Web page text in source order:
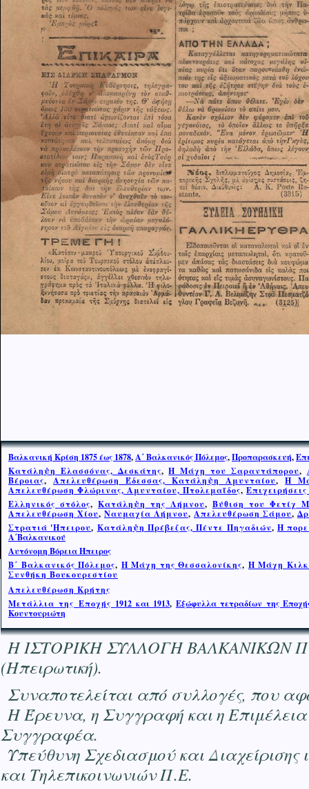
Βαλκανική Κρίση 1875 έως 1878,Α΄ Βαλκανικός Πόλεμος,Προπαρασκευή,
Κατάληψη Ελασσόνας, Δεσκάτης,Η Μάχη του Σαραντάπορου,
Βέροιας,Απελευθέρωση Έδεσσας, Κατάληψη Αμυνταίου,Η
Απελευθέρωση Φλώρινας, Αμυνταίου, Πτολεμαΐδος,
Ελληνικός στόλος, Κατάληψη της Λήμνου, Βύθιση του Φετίχ
Απελευθέρωση Χίου, Ναυμαχία Λήμνου, Απελευθέρωση Σάμου,
Στρατιά 'Ηπειρου, Κατάληψη Πρέβεζας, Πέντε Πηγαδιών,Η
Α΄Βαλκανικού
Αυτόνομη Βόρεια Ήπειρος
Β΄ Βαλκανικός Πόλεμος, Η Μάχη της Θεσσαλονίκης, Η Μάχη
Συνθήκη Βουκουρεστίου
Απελευθέρωση Κρήτης
Μετάλλια της Εποχής 1912 και 1913, Εξώφυλλα τετραδίων της
Κουντουριώτη
Η ΙΣΤΟΡΙΚΗ ΣΥΛΛΟΓΗ ΒΑΛΚΑΝΙΚΩΝ
(Ηπειρωτική).
Συναποτελείται από συλλογές, που
Η Έρευνα, η Συγγραφή και η
Συγγραφέα.
Υπεύθυνη Σχεδιασμού και
και Τηλεπικοινωνιών Π.Ε.